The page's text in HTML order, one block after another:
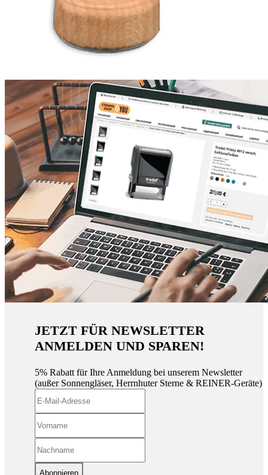
JETZT FÜR NEWSLETTER
ANMELDEN UND SPAREN!
5% Rabatt für Ihre Anmeldung bei unserem Newsletter
(außer Sonnengläser, Herrnhuter Sterne & REINER-Geräte)
Abonnieren